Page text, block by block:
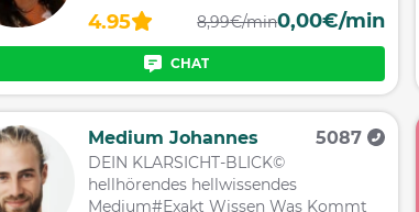
4.95 8,99€/min0,00€/min
CHAT
Medium Johannes 5087
DEIN KLARSICHT-BLICK©
hellhörendes hellwissendes
Medium#Exakt Wissen Was Kommt